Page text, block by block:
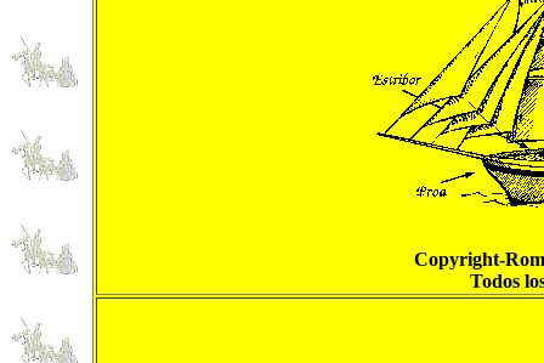
Copyright-
Todos